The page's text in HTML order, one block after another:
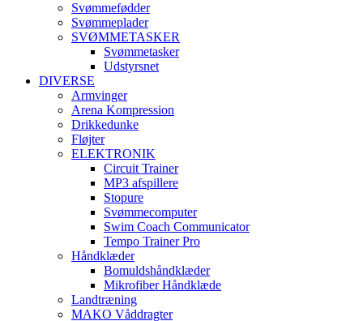
Svømmefødder
Svømmeplader
SVØMMETASKER
Svømmetasker
Udstyrsnet
DIVERSE
Armvinger
Arena Kompression
Drikkedunke
Fløjter
ELEKTRONIK
Circuit Trainer
MP3 afspillere
Stopure
Svømmecomputer
Swim Coach Communicator
Tempo Trainer Pro
Håndklæder
Bomuldshåndklæder
Mikrofiber Håndklæde
Landtræning
MAKO Våddragter